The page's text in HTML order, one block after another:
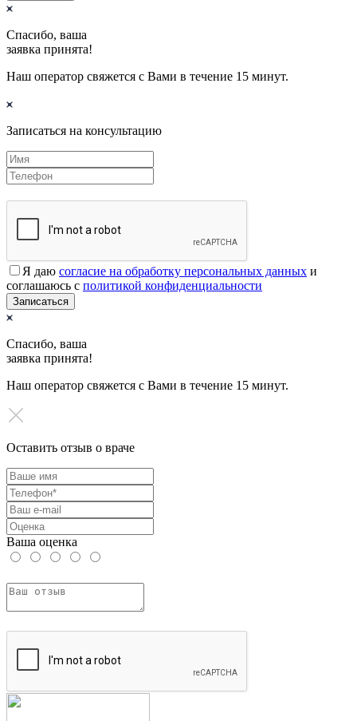
Спасибо, ваша
заявка принята!
Наш оператор свяжется с Вами в течение 15 минут.
Записаться на консультацию
Я даю согласие на обработку персональных данных и
соглашаюсь с политикой конфиденциальности
Записаться
Спасибо, ваша
заявка принята!
Наш оператор свяжется с Вами в течение 15 минут.
Оставить отзыв о враче
Ваша оценка